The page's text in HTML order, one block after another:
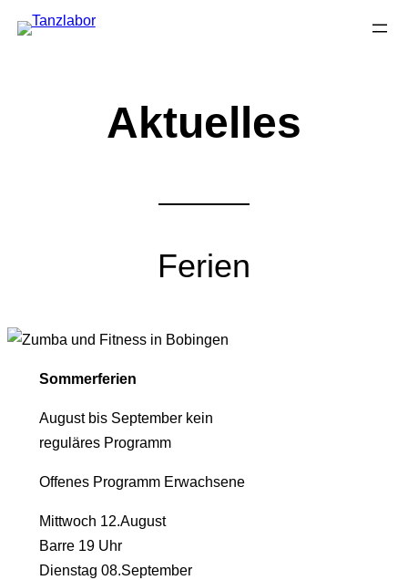
Zum
Aktuelles
Ferien
Sommerferien
August bis September kein
reguläres Programm
Offenes Programm Erwachsene
Mittwoch 12.August
Barre 19 Uhr
Dienstag 08.September